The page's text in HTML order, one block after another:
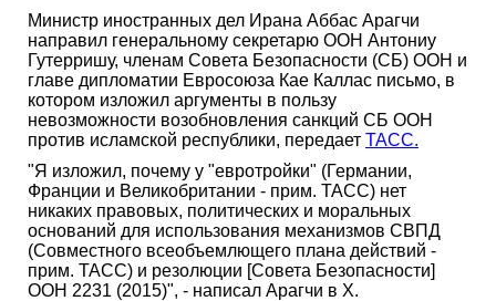
Министр иностранных дел Ирана Аббас Арагчи
направил генеральному секретарю ООН Антониу
Гутерришу, членам Совета Безопасности (СБ) ООН и
главе дипломатии Евросоюза Кае Каллас письмо, в
котором изложил аргументы в пользу
невозможности возобновления санкций СБ ООН
против исламской республики, передает ТАСС.
"Я изложил, почему у "евротройки" (Германии,
Франции и Великобритании - прим. ТАСС) нет
никаких правовых, политических и моральных
оснований для использования механизмов СВПД
(Совместного всеобъемлющего плана действий -
прим. ТАСС) и резолюции [Совета Безопасности]
ООН 2231 (2015)", - написал Арагчи в X.